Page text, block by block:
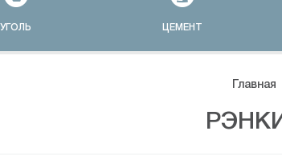
УГОЛЬ ЦЕМЕНТ
Главная